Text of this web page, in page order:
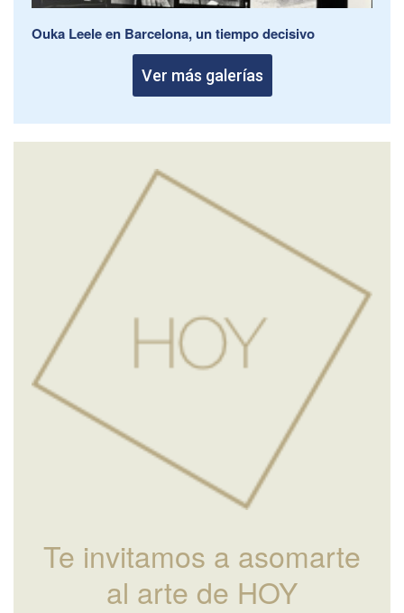
Ouka Leele en Barcelona, un tiempo decisivo
Ver más galerías
Te invitamos a asomarte
al arte de HOY